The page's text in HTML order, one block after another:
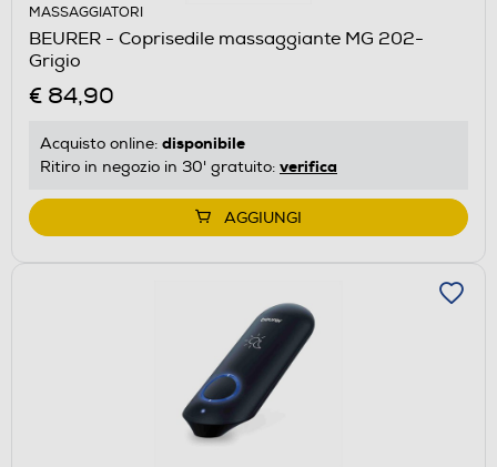
MASSAGGIATORI
BEURER - Coprisedile massaggiante MG 202-
Grigio
€ 84,90
Acquisto online: disponibile
Ritiro in negozio in 30' gratuito: verifica
AGGIUNGI